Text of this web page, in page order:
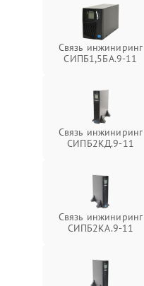
Неисправность системы
стабилизации
Неисправность системы
мониторинга
Повреждение внутренних
Неисправность системы
Поломка системы защиты
Связь инжиниринг
СИПБ1,5БА.9-11
Связь инжиниринг
СИПБ2КД.9-11
Связь инжиниринг
СИПБ2КА.9-11